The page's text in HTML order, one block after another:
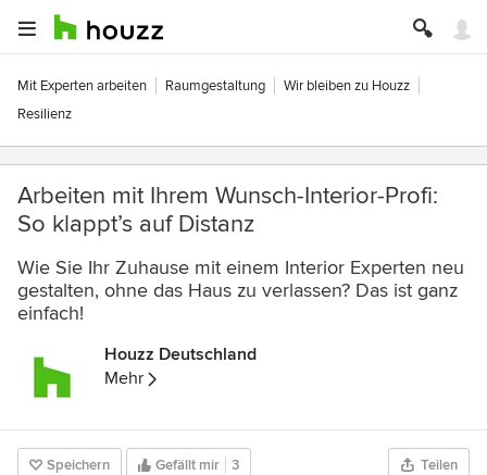
Mit Experten arbeiten Raumgestaltung
Wir bleiben zu Houzz
Resilienz
Arbeiten mit Ihrem Wunsch-Interior-Profi:
So klappt’s auf Distanz
Wie Sie Ihr Zuhause mit einem Interior Experten neu
gestalten, ohne das Haus zu verlassen? Das ist ganz
einfach!
Houzz Deutschland
Mehr
Speichern Gefällt mir 3 Teilen